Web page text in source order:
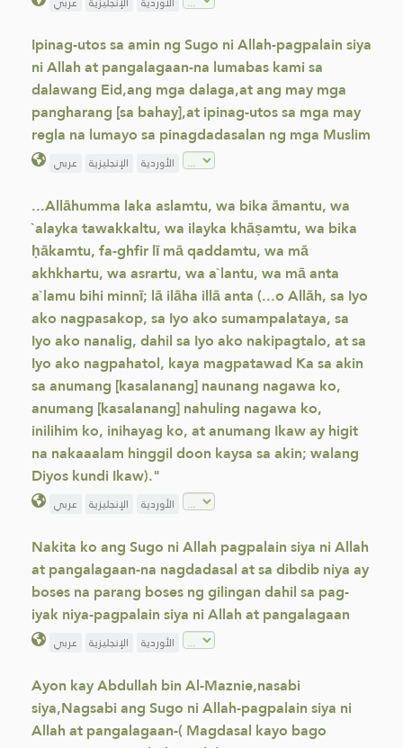
Ipinag-utos sa amin ng Sugo ni Allah-pagpalain siya
ni Allah at pangalagaan-na lumabas kami sa
dalawang Eid,ang mga dalaga,at ang may mga
pangharang [sa bahay],at ipinag-utos sa mga may
regla na lumayo sa pinagdadasalan ng mga Muslim
عربي الإنجليزية الأوردية
...Allāhumma laka aslamtu, wa bika āmantu, wa
`alayka tawakkaltu, wa ilayka khāṣamtu, wa bika
ḥākamtu, fa-ghfir lī mā qaddamtu, wa mā
akhkhartu, wa asrartu, wa a`lantu, wa mā anta
a`lamu bihi minnī; lā ilāha illā anta (...o Allāh, sa Iyo
ako nagpasakop, sa Iyo ako sumampalataya, sa
Iyo ako nanalig, dahil sa Iyo ako nakipagtalo, at sa
Iyo ako nagpahatol, kaya magpatawad Ka sa akin
sa anumang [kasalanang] naunang nagawa ko,
anumang [kasalanang] nahuling nagawa ko,
inilihim ko, inihayag ko, at anumang Ikaw ay higit
na nakaaalam hinggil doon kaysa sa akin; walang
Diyos kundi Ikaw)."
عربي الإنجليزية الأوردية
Nakita ko ang Sugo ni Allah pagpalain siya ni Allah
at pangalagaan-na nagdadasal at sa dibdib niya ay
boses na parang boses ng gilingan dahil sa pag-
iyak niya-pagpalain siya ni Allah at pangalagaan
عربي الإنجليزية الأوردية
Ayon kay Abdullah bin Al-Maznie,nasabi
siya,Nagsabi ang Sugo ni Allah-pagpalain siya ni
Allah at pangalagaan-( Magdasal kayo bago